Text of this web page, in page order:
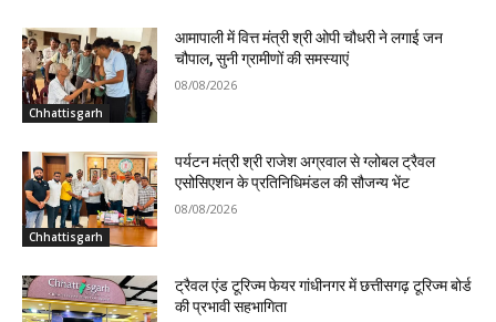
Chhattisgarh
आमापाली में वित्त मंत्री श्री ओपी चौधरी ने लगाई जन
चौपाल, सुनी ग्रामीणों की समस्याएं
08/08/2026
Chhattisgarh
पर्यटन मंत्री श्री राजेश अग्रवाल से ग्लोबल ट्रैवल
एसोसिएशन के प्रतिनिधिमंडल की सौजन्य भेंट
08/08/2026
ट्रैवल एंड टूरिज्म फेयर गांधीनगर में छत्तीसगढ़ टूरिज्म बोर्ड
की प्रभावी सहभागिता